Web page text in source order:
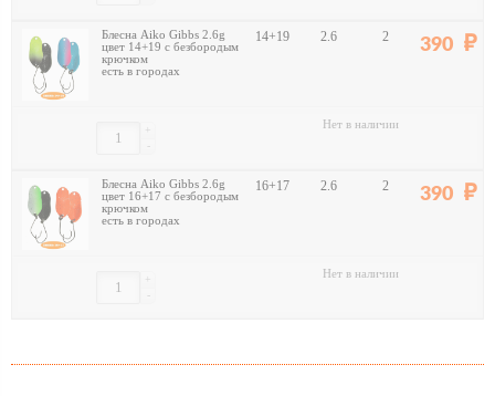
Блесна Aiko Gibbs 2.6g
цвет 14+19 с безбородым
крючком
есть в городах
14+19 2.6 2 390
-
+ Нет в наличии
Блесна Aiko Gibbs 2.6g
цвет 16+17 с безбородым
крючком
есть в городах
16+17 2.6 2 390
-
+ Нет в наличии